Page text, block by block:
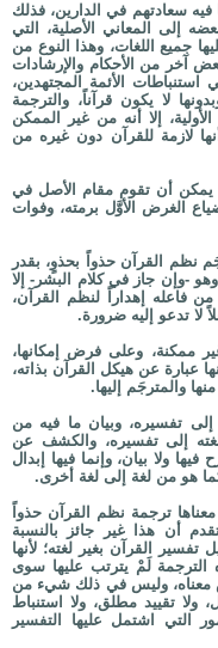
فيه سعادتهم في الدارين، فذلك
إلى المعاني الأصلية، التي
جميع اللغات، وهذا النوع من
آخر من الأحكام والإرشادات
استنباطات الأئمة المجتهدين،
لا يكون قرآناً، والترجمة
إلا أنه من غير الممكن
لازمة للقرآن دون غيره من
يمكن أن تقوم مقام الأصل في
الغرض الأوَّل برمته، وفوات
نظم القرآن حذواً بحذوٍ، بقدر
-وإن جاز في كلام البشر- إلا
من فاعله إهداراً لنظم القرآن،
لا تدعو إليه ضرورة.
ممكنة، وعلى فرض إمكانها،
عبارة عن هيكل القرآن بذاته،
والمترجَم إليها.
إلى تفسيره، وبيان ما فيه من
إلى تفسيره، والكشف عن
ولا بيان، وإنما فيها إبدال
هو من لغة إلى لغة أخرى.
ترجمة نظم القرآن حذواً
أن هذا غير جائز بالنسبة
القرآن بغير لغته؛ لأنها
لَمْ يترتب عليها سوى
معناه، وليس في ذلك شيء من
ولا تقييد مطلق، ولا استنباط
التي اشتمل عليها التفسير